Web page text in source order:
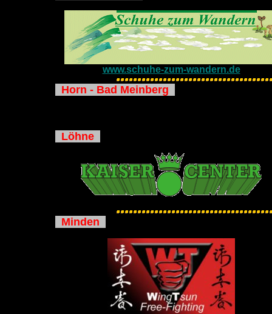
www.schuhe-zum-wandern.de
Horn - Bad Meinberg
Löhne
Minden